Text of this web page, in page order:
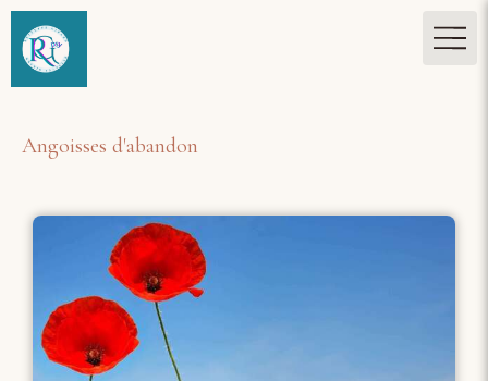
Angoisses d'abandon